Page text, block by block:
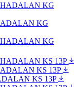
HADALAN KG
KG
HADALAN KG
HADALAN KS 13P
KS 13P
KS 13P